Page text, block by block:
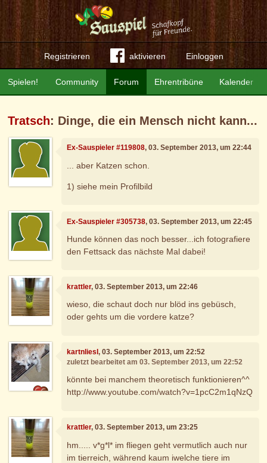
Registrieren aktivieren Einloggen
Community Forum Ehrentribüne Kalender
Spielen!
Tratsch: Dinge, die ein Mensch nicht kann...
Ex-Sauspieler #119808, 03. September 2013, um 22:44
... aber Katzen schon.
1) siehe mein Profilbild
Ex-Sauspieler #305738, 03. September 2013, um 22:45
Hunde können das noch besser...ich fotografiere
den Fettsack das nächste Mal dabei!
krattler, 03. September 2013, um 22:46
wieso, die schaut doch nur blöd ins gebüsch,
oder gehts um die vordere katze?
kartnliesl, 03. September 2013, um 22:52
zuletzt bearbeitet am 03. September 2013, um 22:52
könnte bei manchem theoretisch funktionieren^^
http://www.youtube.com/watch?v=1pcC2m1qNzQ
krattler, 03. September 2013, um 23:25
hm..... v*g*l* im fliegen geht vermutlich auch nur
im tierreich, während kaum iwelche tiere im